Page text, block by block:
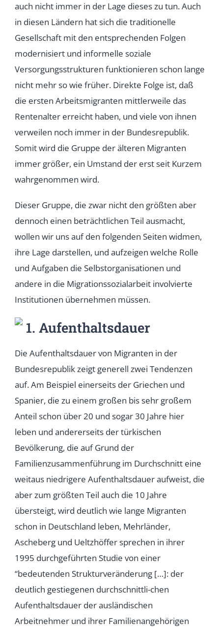
auch nicht immer in der Lage dieses zu tun. Auch
in diesen Ländern hat sich die traditionelle
Gesellschaft mit den entsprechenden Folgen
modernisiert und informelle soziale
Versorgungsstrukturen funktionieren schon lange
nicht mehr so wie früher. Direkte Folge ist, daß
die ersten Arbeitsmigranten mittlerweile das
Rentenalter erreicht haben, und viele von ihnen
verweilen noch immer in der Bundesrepublik.
Somit wird die Gruppe der älteren Migranten
immer größer, ein Umstand der erst seit Kurzem
wahrgenommen wird.
Dieser Gruppe, die zwar nicht den größten aber
dennoch einen beträchtlichen Teil ausmacht,
wollen wir uns auf den folgenden Seiten widmen,
ihre Lage darstellen, und aufzeigen welche Rolle
und Aufgaben die Selbstorganisationen und
andere in die Migrationssozialarbeit involvierte
Institutionen übernehmen müssen.
1. Aufenthaltsdauer
Die Aufenthaltsdauer von Migranten in der
Bundesrepublik zeigt generell zwei Tendenzen
auf. Am Beispiel einerseits der Griechen und
Spanier, die zu einem großen bis sehr großem
Anteil schon über 20 und sogar 30 Jahre hier
leben und andererseits der türkischen
Bevölkerung, die auf Grund der
Familienzusammenführung im Durchschnitt eine
weitaus niedrigere Aufenthaltsdauer aufweist, die
aber zum größten Teil auch die 10 Jahre
übersteigt, wird deutlich wie lange Migranten
schon in Deutschland leben, Mehrländer,
Ascheberg und Ueltzhöffer sprechen in ihrer
1995 durchgeführten Studie von einer
“bedeutenden Strukturveränderung […]: der
deutlich gestiegenen durchschnittli-chen
Aufenthaltsdauer der ausländischen
Arbeitnehmer und ihrer Familienangehörigen